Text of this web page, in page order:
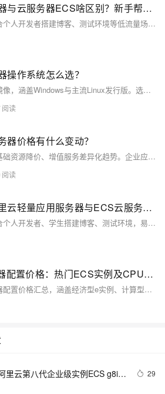
阿里云轻量应用服务器与云服务器ECS啥区别？新手帮助教程
阿里云轻量应用服务器适合个人开发者搭建博客、测试环境等低流量场景，操作简单、成本低；ECS适用于企业级高负载业务，功能强大、灵活可扩展。二者在性能、网络、镜像及运维管理上差异显著，用户应根据实际需求选择。
操作系统怎么选？
阿里云提供丰富操作系统镜像，涵盖Windows与主流Linux发行版。选型需综合技术兼容性、运维成本、安全稳定等因素。推荐Alibaba Cloud Linux、Ubuntu等用于Web与容器场景，Windows Server支撑.NET应用。建议优先选用LTS版本并进行测试验证，通过标准化镜像管理提升部署效率与一致性。
器价格有什么变动？
阿里云带宽与存储费用呈基础资源降价、增值服务差异化趋势。企业应结合业务特点，通过阶梯计价、智能分层、弹性带宽等策略优化成本，借助云监控与预算预警机制，实现高效、可控的云资源管理。
区别及选择指南：阿里云轻量应用服务器与ECS云服务器有什么区别？
阿里云轻量应用服务器适合个人开发者、学生搭建博客、测试环境，易用且性价比高；ECS功能更强大，适合企业级应用如大数据、高流量网站。根据需求选择：轻量入门首选，ECS专业之选。
阿里云4核8G云服务器配置价格：热门ECS实例及CPU处理器型号说明
阿里云2025年4核8G服务器配置价格汇总，涵盖经济型e实例、计算型c9i等热门ECS实例，CPU含Intel Xeon及AMD EPYC系列，月费159元起，年付低至1578元，按小时计费0.45元起，实际购买享折扣优惠。
里云第八代企业级实例ECS g8i正
29